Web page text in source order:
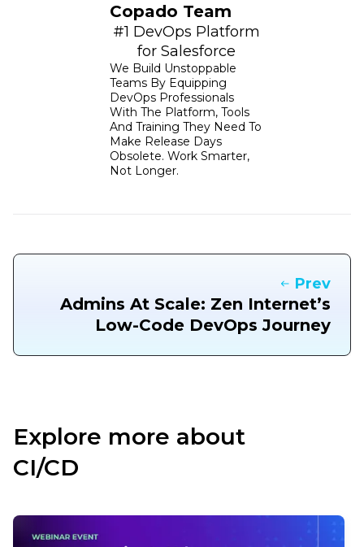
Copado Team
#1 DevOps Platform
for Salesforce
We Build Unstoppable
Teams By Equipping
DevOps Professionals
With The Platform, Tools
And Training They Need To
Make Release Days
Obsolete. Work Smarter,
Not Longer.
Prev
Admins At Scale: Zen Internet’s
Low-Code DevOps Journey
Explore more about
CI/CD